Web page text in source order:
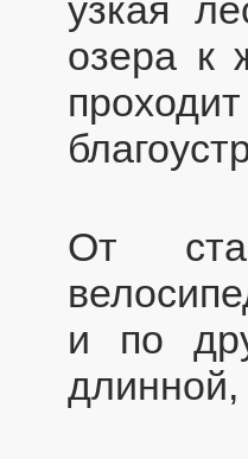
узкая
озера к
От
и по
длинной,